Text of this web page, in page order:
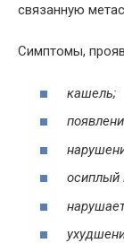
связанную
Симптомы,
кашель;
осиплый